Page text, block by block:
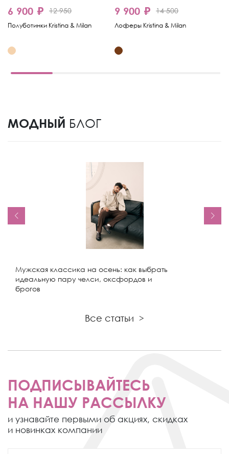
6 900 ₽ 12 950
Полуботинки Kristina & Milan
9 900 ₽ 14 500
Лоферы Kristina & Milan
МОДНЫЙ БЛОГ
Мужская классика на осень: как выбрать
идеальную пару челси, оксфордов и
брогов
Все статьи >
ПОДПИСЫВАЙТЕСЬ
НА НАШУ РАССЫЛКУ
и узнавайте первыми об акциях, скидках
и новинках компании